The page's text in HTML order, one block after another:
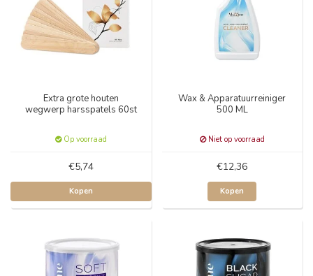
Extra grote houten
wegwerp harsspatels 60st
Op voorraad
€5,74
Kopen
Wax & Apparatuurreiniger
500 ML
Niet op voorraad
€12,36
Kopen